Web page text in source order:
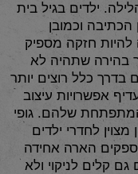
ילדים בגיל בית
וכמובן
חזקה מספיק
בהירה שתהיה לא
בדרך כלל רוצים יותר
אפשרויות עיצוב
שלהם. גופי
לחדרי ילדים
הארה אחידה
קלים לניקוי ולא